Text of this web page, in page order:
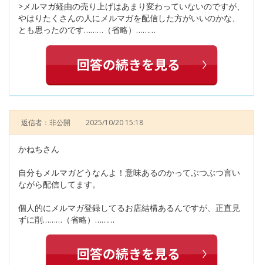
>メルマガ経由の売り上げはあまり変わっていないのですが、
やはりたくさんの人にメルマガを配信した方がいいのかな、
とも思ったのです………（省略）………
返信者：非公開 2025/10/20 15:18
かねちさん
自分もメルマガどうなんよ！意味あるのかってぶつぶつ言い
ながら配信してます。
個人的にメルマガ登録してるお店結構あるんですが、正直見
ずに削………（省略）………